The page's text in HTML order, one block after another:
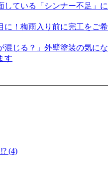
している「シンナー不足」に
に！梅雨入り前に完工をご希
混じる？」外壁塗装の気にな
す
(4)